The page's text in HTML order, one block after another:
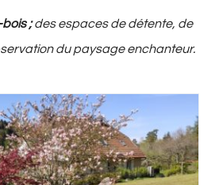
;des espaces de détente, de
du paysage enchanteur.